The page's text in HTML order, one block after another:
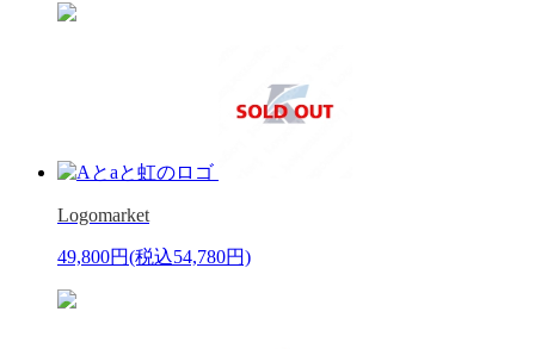
Logomarket
49,800円(税込54,780円)